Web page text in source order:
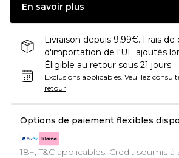
En savoir plus
Livraison depuis 9,99€. Frais
d'importation de l'UE ajoutés
Éligible au retour sous 21 jours
Exclusions applicables. Veuillez
retour
Options de paiement flexibles
18+, T&C applicables. Crédit soumis à